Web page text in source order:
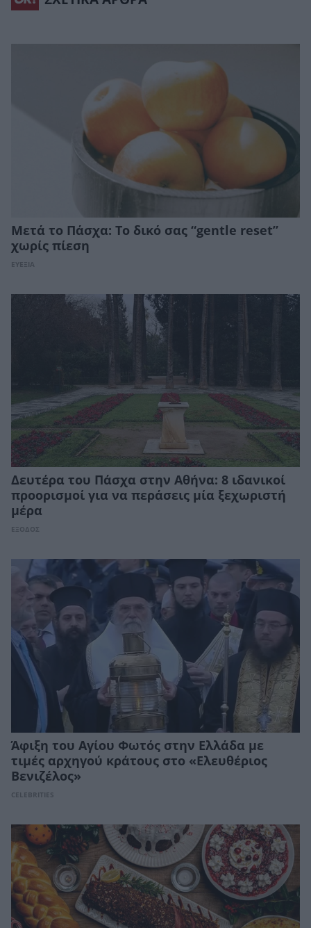
Μετά το Πάσχα: Το δικό σας “gentle reset”
χωρίς πίεση
ΕΥΕΞΙΑ
Δευτέρα του Πάσχα στην Αθήνα: 8 ιδανικοί
προορισμοί για να περάσεις μία ξεχωριστή
μέρα
ΕΞΟΔΟΣ
Άφιξη του Αγίου Φωτός στην Ελλάδα με
τιμές αρχηγού κράτους στο «Ελευθέριος
Βενιζέλος»
CELEBRITIES